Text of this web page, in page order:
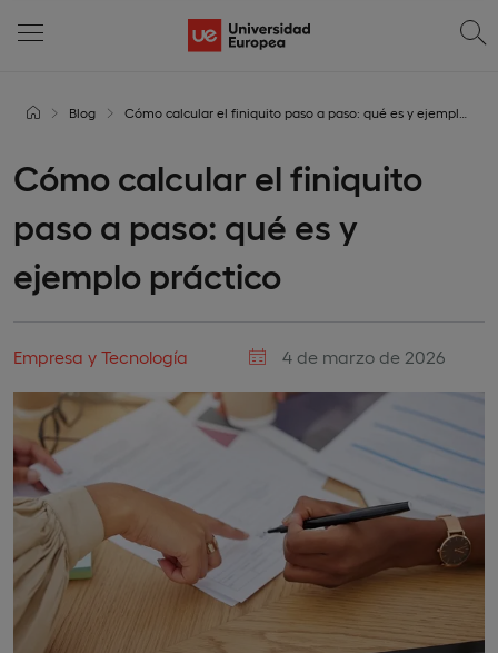
Blog Cómo calcular el finiquito paso a paso: qué es y ejemplo práctico
Cómo calcular el finiquito
paso a paso: qué es y
ejemplo práctico
Empresa y Tecnología 4 de marzo de 2026